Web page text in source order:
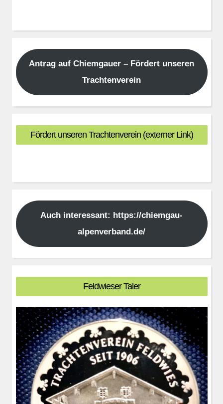
Antrag auf Chiemgauer – Fördert unseren
Trachtenverein
Fördert unseren Trachtenverein (externer Link)
Auch interessant: https://chiemgau-
alpenverband.de/
Feldwieser Taler